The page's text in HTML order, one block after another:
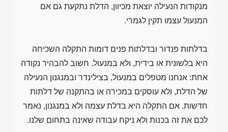
מנקודות הנעילה יוצאת מכיוון, הדלת נתקעת גם אם
המנעול עצמו תקין לגמרי.
בדלתות פנדור ובדלתות פנים דומות התקלה השכיחה
היא בלשונית או בידית, ולא במנעול. חשוב להבהיר נקודה
אחת: אנחנו מטפלים במנעול, בצילינדר ובמנגנון הנעילה
של הדלת, ולא עוסקים במכירה או בהתקנה של דלתות
חדשות. אם התקלה היא בדלת עצמה ולא במנגנון, נאמר
לכם את זה בכנות ולא ניקח עבודה שאינה בתחום שלנו.